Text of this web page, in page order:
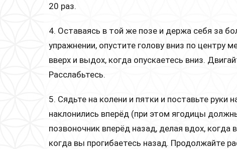
20 раз.
4. Оставаясь в той же позе и держа себя за
упражнении, опустите голову вниз по центру
вверх и выдох, когда опускаетесь вниз.
Расслабьтесь.
5. Сядьте на колени и пятки и поставьте
наклонились вперёд (при этом ягодицы
позвоночник вперёд назад, делая вдох,
когда вы прогибаетесь назад. Продолжайте